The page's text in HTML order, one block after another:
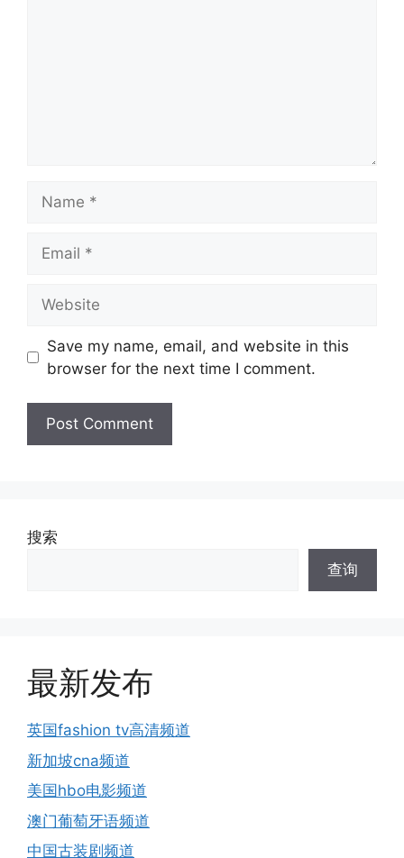
Save my name, email, and website in this
browser for the next time I comment.
搜索
查询
最新发布
英国fashion tv高清频道
新加坡cna频道
美国hbo电影频道
澳门葡萄牙语频道
中国古装剧频道